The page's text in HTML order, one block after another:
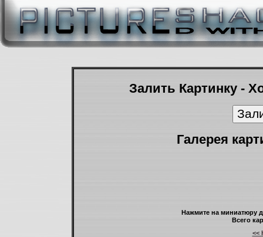
Залить Картинку -
Галерея
Нажмите на миниатюру
Всего
<<